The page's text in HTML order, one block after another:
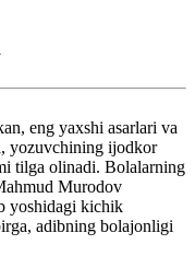
eng yaxshi asarlari va
yozuvchining ijodkor
tilga olinadi. Bolalarning
Murodov
yoshidagi kichik
adibning bolajonligi